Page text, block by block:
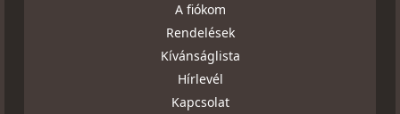
A fiókom
Rendelések
Kívánságlista
Hírlevél
Kapcsolat